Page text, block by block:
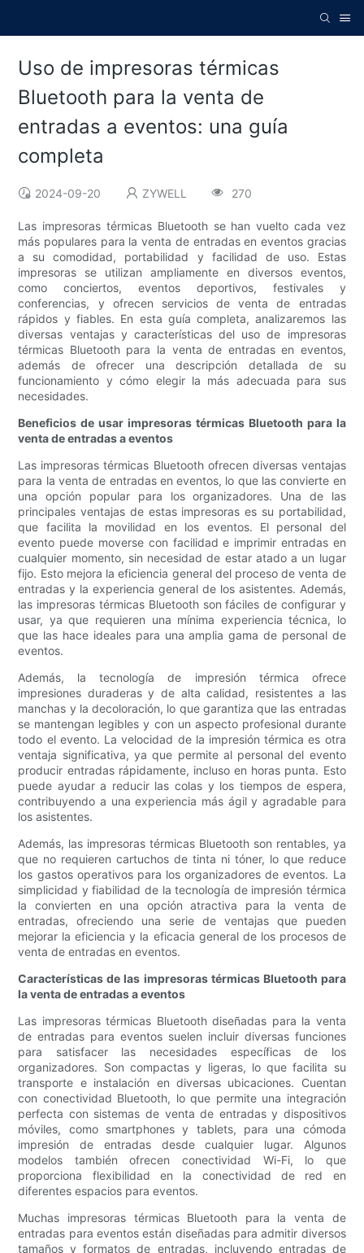
Uso de impresoras térmicas
Bluetooth para la venta de
entradas a eventos: una guía
completa
2024-09-20 ZYWELL 270
Las impresoras térmicas Bluetooth se han vuelto cada vez
más populares para la venta de entradas en eventos gracias
a su comodidad, portabilidad y facilidad de uso. Estas
impresoras se utilizan ampliamente en diversos eventos,
como conciertos, eventos deportivos, festivales y
conferencias, y ofrecen servicios de venta de entradas
rápidos y fiables. En esta guía completa, analizaremos las
diversas ventajas y características del uso de impresoras
térmicas Bluetooth para la venta de entradas en eventos,
además de ofrecer una descripción detallada de su
funcionamiento y cómo elegir la más adecuada para sus
necesidades.
Beneficios de usar impresoras térmicas Bluetooth para la
venta de entradas a eventos
Las impresoras térmicas Bluetooth ofrecen diversas ventajas
para la venta de entradas en eventos, lo que las convierte en
una opción popular para los organizadores. Una de las
principales ventajas de estas impresoras es su portabilidad,
que facilita la movilidad en los eventos. El personal del
evento puede moverse con facilidad e imprimir entradas en
cualquier momento, sin necesidad de estar atado a un lugar
fijo. Esto mejora la eficiencia general del proceso de venta de
entradas y la experiencia general de los asistentes. Además,
las impresoras térmicas Bluetooth son fáciles de configurar y
usar, ya que requieren una mínima experiencia técnica, lo
que las hace ideales para una amplia gama de personal de
eventos.
Además, la tecnología de impresión térmica ofrece
impresiones duraderas y de alta calidad, resistentes a las
manchas y la decoloración, lo que garantiza que las entradas
se mantengan legibles y con un aspecto profesional durante
todo el evento. La velocidad de la impresión térmica es otra
ventaja significativa, ya que permite al personal del evento
producir entradas rápidamente, incluso en horas punta. Esto
puede ayudar a reducir las colas y los tiempos de espera,
contribuyendo a una experiencia más ágil y agradable para
los asistentes.
Además, las impresoras térmicas Bluetooth son rentables, ya
que no requieren cartuchos de tinta ni tóner, lo que reduce
los gastos operativos para los organizadores de eventos. La
simplicidad y fiabilidad de la tecnología de impresión térmica
la convierten en una opción atractiva para la venta de
entradas, ofreciendo una serie de ventajas que pueden
mejorar la eficiencia y la eficacia general de los procesos de
venta de entradas en eventos.
Características de las impresoras térmicas Bluetooth para
la venta de entradas a eventos
Las impresoras térmicas Bluetooth diseñadas para la venta
de entradas para eventos suelen incluir diversas funciones
para satisfacer las necesidades específicas de los
organizadores. Son compactas y ligeras, lo que facilita su
transporte e instalación en diversas ubicaciones. Cuentan
con conectividad Bluetooth, lo que permite una integración
perfecta con sistemas de venta de entradas y dispositivos
móviles, como smartphones y tablets, para una cómoda
impresión de entradas desde cualquier lugar. Algunos
modelos también ofrecen conectividad Wi-Fi, lo que
proporciona flexibilidad en la conectividad de red en
diferentes espacios para eventos.
Muchas impresoras térmicas Bluetooth para la venta de
entradas para eventos están diseñadas para admitir diversos
tamaños y formatos de entradas, incluyendo entradas de